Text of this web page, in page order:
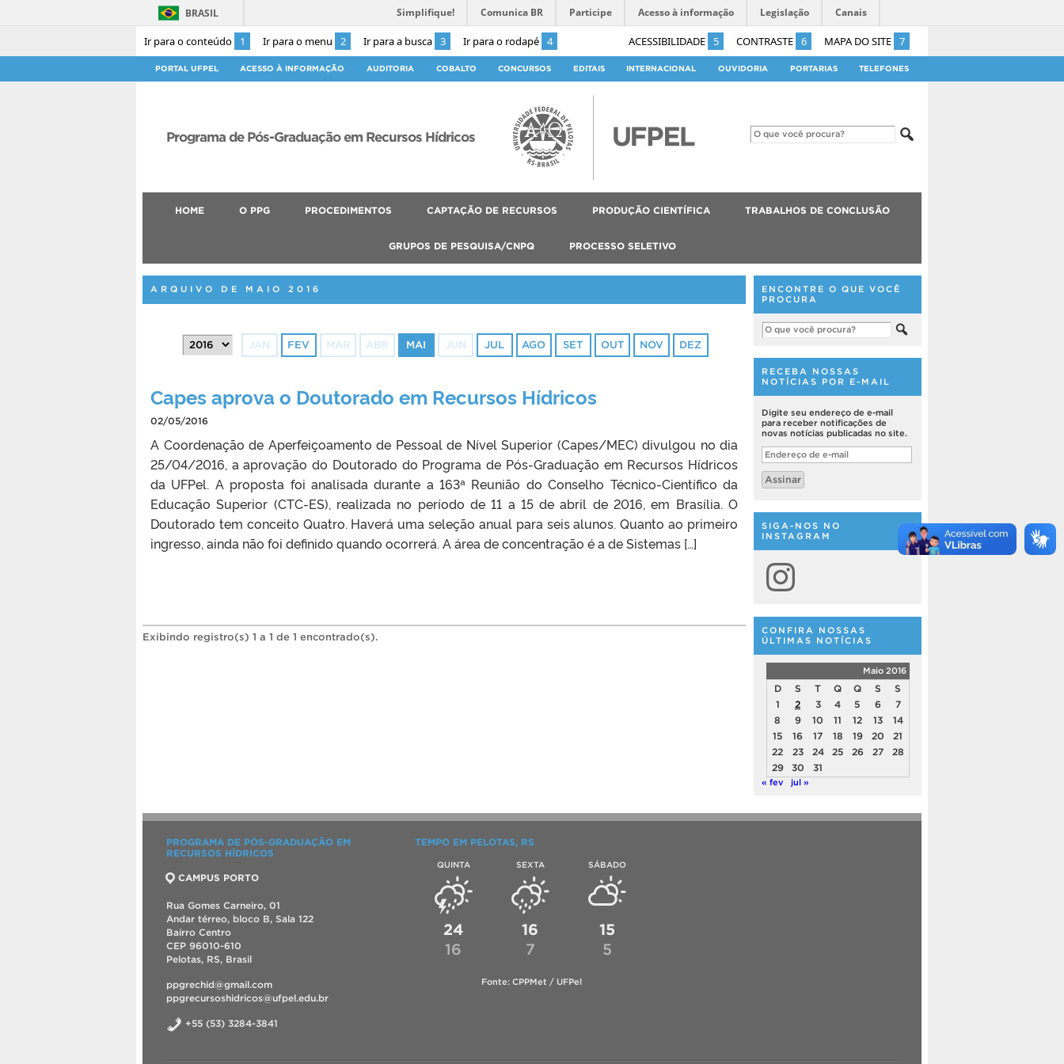
Ir para o conteúdo 1 Ir para o menu 2 Ir para a busca 3 Ir para o rodapé 4 ACESSIBILIDADE 5 CONTRASTE 6 MAPA DO SITE 7
BRASIL Simplifique! Comunica BR Participe Acesso à informação Legislação Canais
PORTAL UFPEL ACESSO À INFORMAÇÃO AUDITORIA COBALTO CONCURSOS EDITAIS INTERNACIONAL OUVIDORIA PORTARIAS TELEFONES
Programa de Pós-Graduação em Recursos Hídricos
HOME O PPG PROCEDIMENTOS CAPTAÇÃO DE RECURSOS PRODUÇÃO CIENTÍFICA TRABALHOS DE CONCLUSÃO
GRUPOS DE PESQUISA/CNPQ PROCESSO SELETIVO
ARQUIVO DE MAIO 2016
JAN FEV MAR ABR MAI JUN JUL AGO SET OUT NOV DEZ
Capes aprova o Doutorado em Recursos Hídricos
02/05/2016
A Coordenação de Aperfeiçoamento de Pessoal de Nível Superior (Capes/MEC) divulgou no dia
25/04/2016, a aprovação do Doutorado do Programa de Pós-Graduação em Recursos Hídricos
da UFPel. A proposta foi analisada durante a 163ª Reunião do Conselho Técnico-Científico da
Educação Superior (CTC-ES), realizada no período de 11 a 15 de abril de 2016, em Brasília. O
Doutorado tem conceito Quatro. Haverá uma seleção anual para seis alunos. Quanto ao primeiro
ingresso, ainda não foi definido quando ocorrerá. A área de concentração é a de Sistemas […]
Exibindo registro(s) 1 a 1 de 1 encontrado(s).
ENCONTRE O QUE VOCÊ
PROCURA
RECEBA NOSSAS
NOTÍCIAS POR E-MAIL
Digite seu endereço de e-mail
para receber notificações de
novas notícias publicadas no site.
Endereço
de
e-
mail
Assinar
SIGA-NOS NO
INSTAGRAM
Instagram
CONFIRA NOSSAS
ÚLTIMAS NOTÍCIAS
Maio 2016
D S T Q Q S
S
1
2 3 4 5 6
7
8
9 10 11 12 13
14
15
16 17 18 19 20
21
22
23 24 25 26 27
28
29
30 31
« fev jul »
PROGRAMA DE PÓS-GRADUAÇÃO EM
RECURSOS HÍDRICOS
CAMPUS PORTO
Rua Gomes Carneiro, 01
Andar térreo, bloco B, Sala 122
Bairro Centro
CEP 96010-610
Pelotas, RS, Brasil
ppgrechid@gmail.com
ppgrecursoshidricos@ufpel.edu.br
+55 (53) 3284-3841
TEMPO EM PELOTAS, RS
QUINTA
24
16
SEXTA
16
7
SÁBADO
15
5
Fonte: CPPMet / UFPel